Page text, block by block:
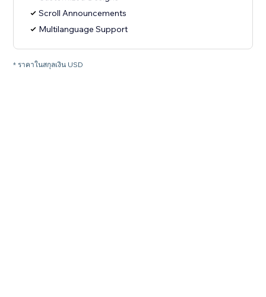
Scroll Announcements
Multilanguage Support
* ราคาในสกุลเงิน USD